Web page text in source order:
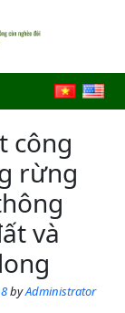
công
rừng
và
byAdministrator